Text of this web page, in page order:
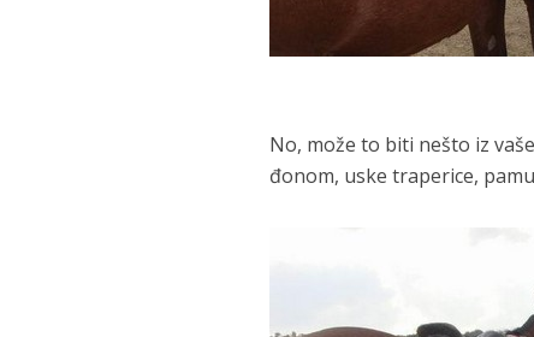
No, može to biti nešto iz
đonom, uske traperice,